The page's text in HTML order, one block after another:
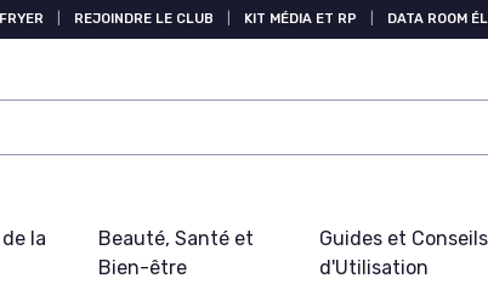
REJOINDRE LE CLUB KIT MÉDIA ET RP DATA ROOM
la
Beauté, Santé et
Bien-être
Guides et Conseils
d'Utilisation